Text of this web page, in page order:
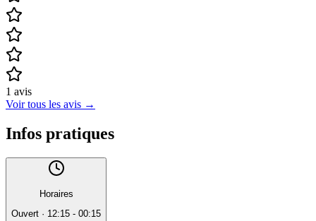
1 avis
Voir tous les avis →
Infos pratiques
Horaires
Ouvert · 12:15 - 00:15